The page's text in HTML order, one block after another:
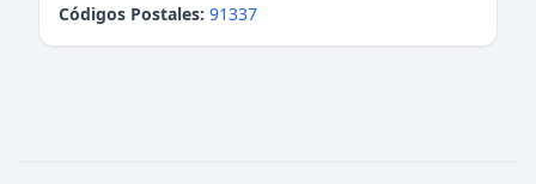
Códigos Postales: 91337